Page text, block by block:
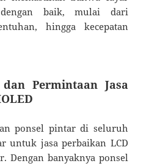
baik, mulai dari
hingga kecepatan
Permintaan Jasa
ponsel pintar di seluruh
untuk jasa perbaikan LCD
Dengan banyaknya ponsel